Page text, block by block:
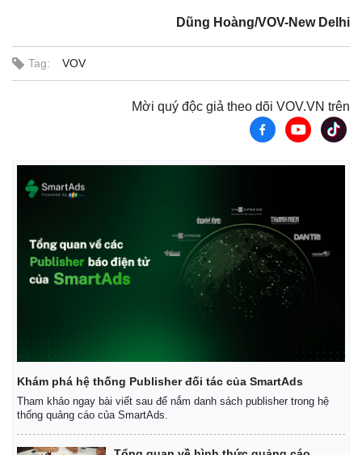
Cuộc sống đó đây
Multimedia
Dũng Hoàng/VOV-New Delhi
Tag: VOV
Mời quý độc giả theo dõi VOV.VN trên
Khám phá hệ thống Publisher đối tác của SmartAds
Tham khảo ngay bài viết sau để nắm danh sách publisher trong hệ
thống quảng cáo của SmartAds.